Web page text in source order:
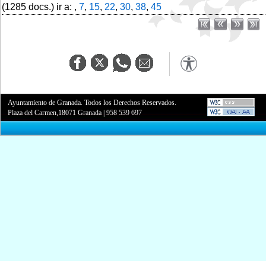
(1285 docs.) ir a: , 7, 15, 22, 30, 38, 45
Ayuntamiento de Granada. Todos los Derechos Reservados.
Plaza del Carmen,18071 Granada |958 539 697